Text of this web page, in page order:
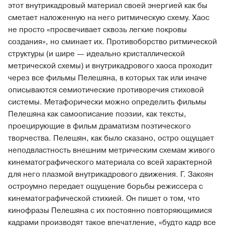
этот внутрикадровый материал своей энергией как бы
сметает наложенную на него ритмическую схему. Хаос
не просто «просвечивает сквозь легкие покровы
создания», но сминает их. Противоборство ритмической
структуры (и шире — идеально кристаллической
метрической схемы) и внутрикадрового хаоса проходит
через все фильмы Пелешяна, в которых так или иначе
описываются семиотические противоречия стиховой
системы. Метафорически можно определить фильмы
Пелешяна как самоописание поэзии, как тексты,
проецирующие в фильм драматизм поэтического
творчества. Пелешян, как было сказано, остро ощущает
неподвластность внешним метрическим схемам живого
кинематографического материала со всей характерной
для него плазмой внутрикадрового движения. Г. Закоян
остроумно передает ощущение борьбы режиссера с
кинематографической стихией. Он пишет о том, что
кинофразы Пелешяна с их постоянно повторяющимися
кадрами производят такое впечатление, «будто кадр все